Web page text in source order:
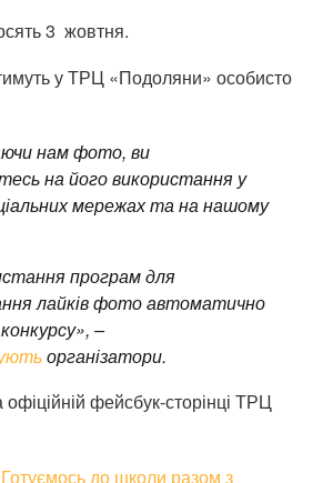
3 жовтня.
у ТРЦ «Подоляни» особисто
нам фото, ви
на його використання у
мережах та на нашому
програм для
лайків фото автоматично
–
організатори.
фейсбук-сторінці ТРЦ
Готуємось до школи разом з